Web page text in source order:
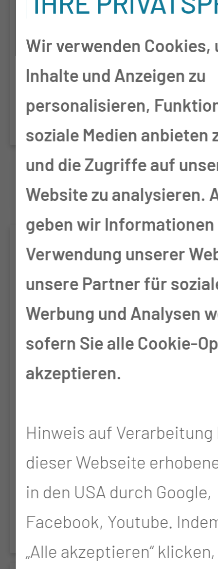
For Implantation of
Defibrillators in patients
with Reduced LVEF≤35%
cardiac death
ABGESCHLOSSENE
STUDIEN
CHRIS-Stu­die
In dieser Proof-of-
Concept-Studie soll das
Konzept einer
nachstationären,
pflegerischen Beratung
die Patienten und
Patientinnen untersucht
werden.
Wir verwenden Cookies,
Inhalte und Anzeigen zu
personalisieren,
soziale Medien anbieten
und die Zugriffe auf
Website zu analysieren.
geben wir Informationen
Verwendung unserer
unsere Partner für
Werbung und Analysen
sofern Sie alle Cookie-
akzeptieren.
Hinweis auf
dieser Webseite
in den USA durch Google,
Facebook, Youtube.
„Alle akzeptieren“